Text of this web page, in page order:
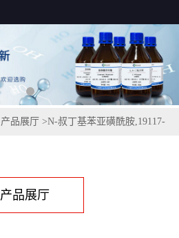
产品展厅 >N-叔丁基苯亚磺酰胺,19117-
产品展厅